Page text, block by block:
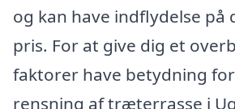
og kan have indflydelse på
pris. For at give dig et
faktorer have betydning
rensning af træterrasse i